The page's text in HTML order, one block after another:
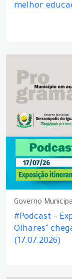
melhor
Governo
#Podcast –
Olhares"
(17.07.2026)